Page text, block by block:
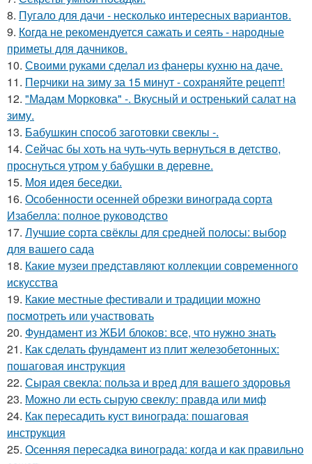
8. Пугало для дачи - несколько интересных вариантов.
9. Когда не рекомендуется сажать и сеять - народные
приметы для дачников.
10. Своими руками сделал из фанеры кухню на даче.
11. Перчики на зиму за 15 минут - сохраняйте рецепт!
12. "Мадам Морковка" -. Вкусный и остренький салат на
зиму.
13. Бабушкин способ заготовки свеклы -.
14. Сейчас бы хоть на чуть-чуть вернуться в детство,
проснуться утром у бабушки в деревне.
15. Моя идея беседки.
16. Особенности осенней обрезки винограда сорта
Изабелла: полное руководство
17. Лучшие сорта свёклы для средней полосы: выбор
для вашего сада
18. Какие музеи представляют коллекции современного
искусства
19. Какие местные фестивали и традиции можно
посмотреть или участвовать
20. Фундамент из ЖБИ блоков: все, что нужно знать
21. Как сделать фундамент из плит железобетонных:
пошаговая инструкция
22. Сырая свекла: польза и вред для вашего здоровья
23. Можно ли есть сырую свеклу: правда или миф
24. Как пересадить куст винограда: пошаговая
инструкция
25. Осенняя пересадка винограда: когда и как правильно